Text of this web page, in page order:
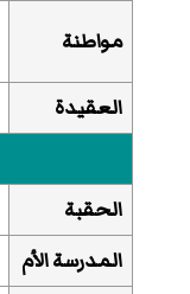
مواطنة
العقيدة
الحقبة
المدرسة الأم